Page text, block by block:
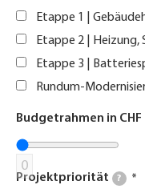
Etappe 1 |
Etappe 2 | Heizung,
Etappe 3 |
Rundum-
Budgetrahmen in CHF
0
Projektpriorität ?